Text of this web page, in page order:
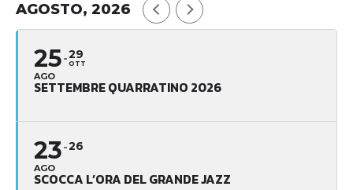
AGOSTO, 2026
25
AGO
29
OTT
SETTEMBRE QUARRATINO 2026
23
AGO
26
SCOCCA L’ORA DEL GRANDE JAZZ